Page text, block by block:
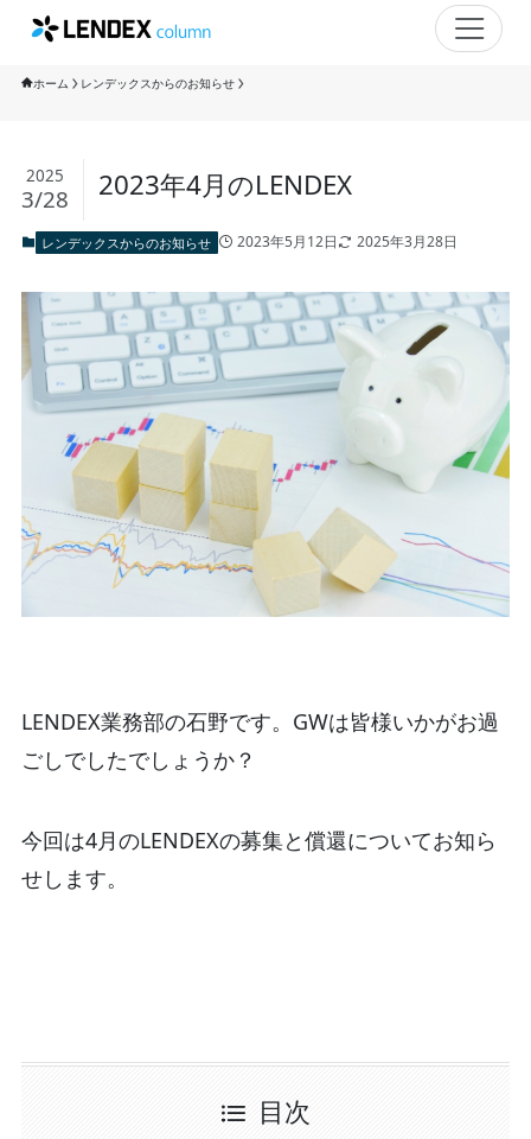
ホーム レンデックスからのお知らせ
2023年4月のLENDEX
2025
3/28
レンデックスからのお知らせ 2023年5月12日 2025年3月28日
LENDEX業務部の石野です。GWは皆様いかがお過
ごしでしたでしょうか？
今回は4月のLENDEXの募集と償還についてお知ら
せします。
目次